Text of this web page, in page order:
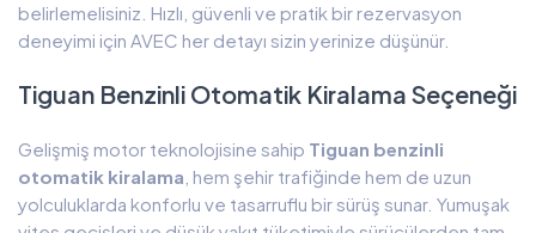
belirlemelisiniz. Hızlı, güvenli ve pratik bir rezervasyon
deneyimi için AVEC her detayı sizin yerinize düşünür.
Tiguan Benzinli Otomatik Kiralama Seçeneği
Gelişmiş motor teknolojisine sahip Tiguan benzinli
otomatik kiralama , hem şehir trafiğinde hem de uzun
yolculuklarda konforlu ve tasarruflu bir sürüş sunar. Yumuşak